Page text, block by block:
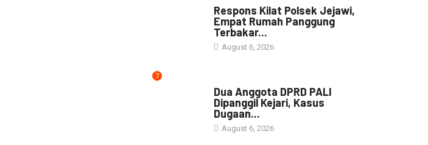
Respons Kilat Polsek Jejawi,
Empat Rumah Panggung
Terbakar...
August 6, 2026
7
Dua Anggota DPRD PALI
Dipanggil Kejari, Kasus
Dugaan...
August 6, 2026